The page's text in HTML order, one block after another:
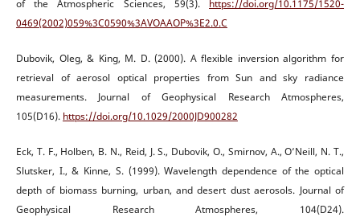
of the Atmospheric Sciences, 59(3). https://doi.org/10.1175/1520-
0469(2002)059%3C0590%3AVOAAOP%3E2.0.C
Dubovik, Oleg, & King, M. D. (2000). A flexible inversion algorithm for
retrieval of aerosol optical properties from Sun and sky radiance
measurements. Journal of Geophysical Research Atmospheres,
105(D16). https://doi.org/10.1029/2000JD900282
Eck, T. F., Holben, B. N., Reid, J. S., Dubovik, O., Smirnov, A., O’Neill, N. T.,
Slutsker, I., & Kinne, S. (1999). Wavelength dependence of the optical
depth of biomass burning, urban, and desert dust aerosols. Journal of
Geophysical Research Atmospheres, 104(D24).